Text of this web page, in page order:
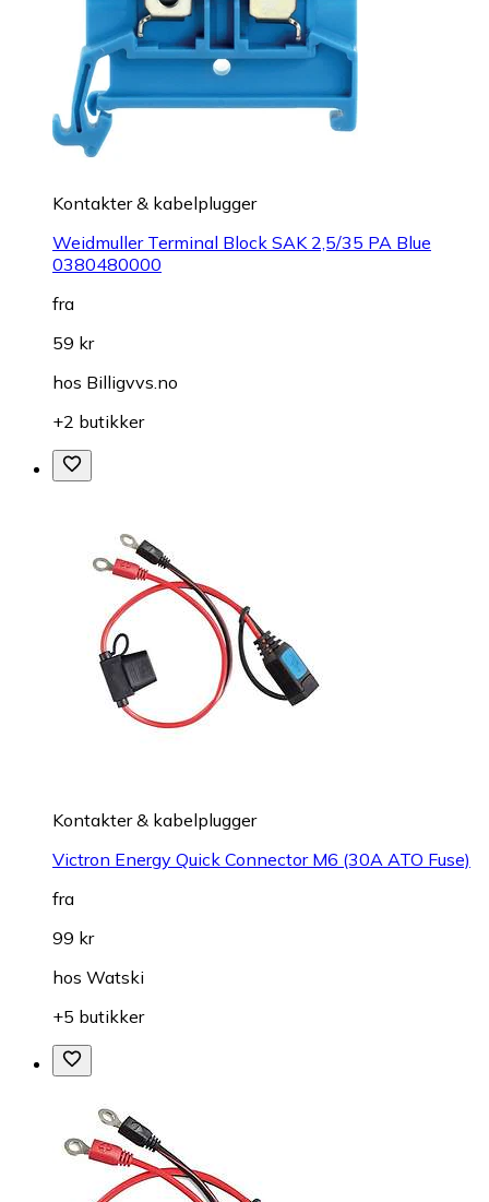
Kontakter & kabelplugger
Weidmuller Terminal Block SAK 2,5/35 PA Blue
0380480000
fra
59 kr
hos Billigvvs.no
+2 butikker
Kontakter & kabelplugger
Victron Energy Quick Connector M6 (30A ATO Fuse)
fra
99 kr
hos Watski
+5 butikker